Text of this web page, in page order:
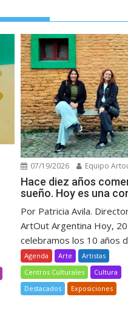
07/19/2026 Equipo
Hace diez años
sueño. Hoy es una
Por Patricia Avila.
ArtOut Argentina Hoy,
celebramos los 10 años
Agenda Arte
Artistas
Centros Culturales
Cultura
Destacados
Exposiciones